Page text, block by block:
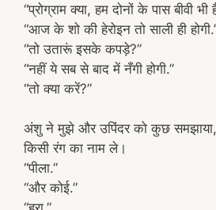
“प्रोग्राम क्या, हम दोनों के पास बीवी
“आज के शो की हेरोइन तो साली ही
“तो उतारूं इसके कपड़े?”
“नहीं ये सब से बाद में नँगी होगी.”
“तो क्या करें?”
अंशु ने मुझे और उपिंदर को कुछ समझाया,
किसी रंग का नाम ले।
“पीला.”
“और कोई.”